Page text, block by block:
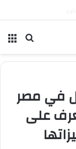
بحث
في مصر
على